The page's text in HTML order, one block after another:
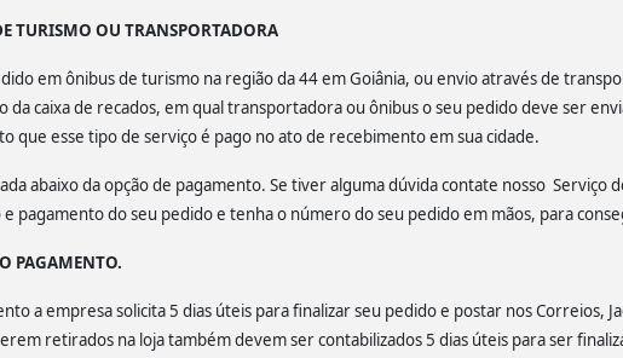
TURISMO OU TRANSPORTADORA
em ônibus de turismo na região da 44 em Goiânia, ou envio através de
da caixa de recados, em qual transportadora ou ônibus o seu pedido deve ser
que esse tipo de serviço é pago no ato de recebimento em sua cidade.
abaixo da opção de pagamento. Se tiver alguma dúvida contate nosso Serviço
e pagamento do seu pedido e tenha o número do seu pedido em mãos, para
PAGAMENTO.
a empresa solicita 5 dias úteis para finalizar seu pedido e postar nos Correios,
retirados na loja também devem ser contabilizados 5 dias úteis para ser